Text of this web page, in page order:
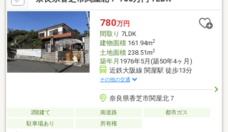
ャッチボールなど、アクティブに遊び回れる広いお庭♪本物件のご
質問・ご内覧等については、担当：柳原（やなぎはら）までご連
絡ください。担当直通：080-7376-2808
780万円
間取り 7LDK
建物面積161.94m2
土地面積238.51m2
築年月 1976年5月(築50年4ヶ月)
近鉄大阪線 関屋駅 徒歩13分
その他の交通
奈良県香芝市関屋北７
2階建て 南道路
都市ガス
駐車場あり
所有権